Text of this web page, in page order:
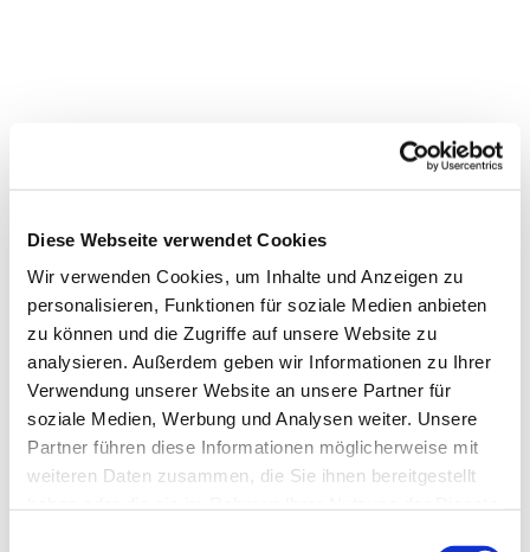
Diese Webseite verwendet Cookies
Wir verwenden Cookies, um Inhalte und Anzeigen zu
personalisieren, Funktionen für soziale Medien anbieten
zu können und die Zugriffe auf unsere Website zu
analysieren. Außerdem geben wir Informationen zu Ihrer
Verwendung unserer Website an unsere Partner für
soziale Medien, Werbung und Analysen weiter. Unsere
Partner führen diese Informationen möglicherweise mit
weiteren Daten zusammen, die Sie ihnen bereitgestellt
Dies könnte Sie auch
interessieren